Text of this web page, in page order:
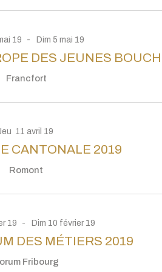
19 Dim 5 mai 19
DES JEUNES
Francfort
11 avril 19
CANTONALE 2019
Romont
19 Dim 10 février 19
DES MÉTIERS 2019
Fribourg